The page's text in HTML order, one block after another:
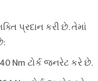
પ્રદાન કરી છે. તેમાં
Nm ટોર્ક જનરેટ કરે છે.